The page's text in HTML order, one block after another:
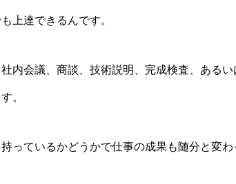
上達できるんです。
内会議、商談、技術説明、完成検査、ある
。
っているかどうかで仕事の成果も随分と変わ